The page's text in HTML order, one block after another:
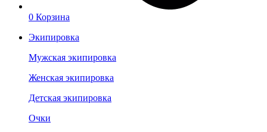
0 Корзина
Экипировка
Мужская экипировка
Женская экипировка
Детская экипировка
Очки